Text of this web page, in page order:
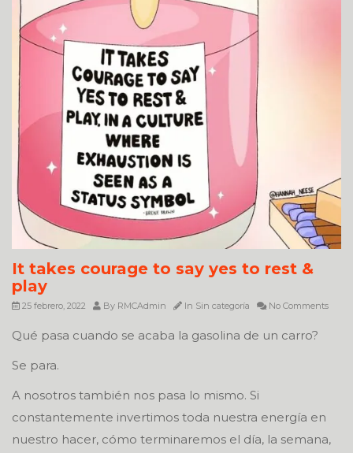
It takes courage to say yes to rest &
play
25 febrero, 2022 By RMCAdmin In Sin categoría No Comments
Qué pasa cuando se acaba la gasolina de un carro?
Se para.
A nosotros también nos pasa lo mismo. Si
constantemente invertimos toda nuestra energía en
nuestro hacer, cómo terminaremos el día, la semana,